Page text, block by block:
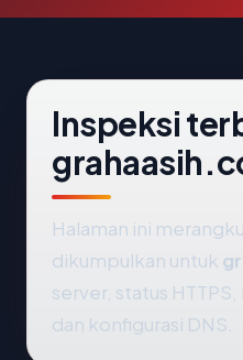
Inspeksi
Halaman ini
dikumpulkan untuk
server, status
dan konfigurasi DNS.